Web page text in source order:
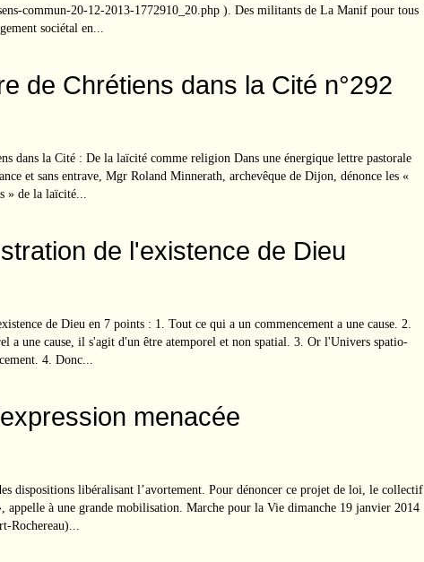
commun-20-12-2013-1772910_20.php ). Des militants de La Manif pour tous
sociétal en...
de Chrétiens dans la Cité n°292
dans la Cité : De la laïcité comme religion Dans une énergique lettre pastorale
et sans entrave, Mgr Roland Minnerath, archevêque de Dijon, dénonce les «
» de la laïcité...
de l'existence de Dieu
de Dieu en 7 points : 1. Tout ce qui a un commencement a une cause. 2.
a une cause, il s'agit d'un être atemporel et non spatial. 3. Or l'Univers spatio-
4. Donc...
menacée
dispositions libéralisant l’avortement. Pour dénoncer ce projet de loi, le collectif
appelle à une grande mobilisation. Marche pour la Vie dimanche 19 janvier 2014
Rochereau)...